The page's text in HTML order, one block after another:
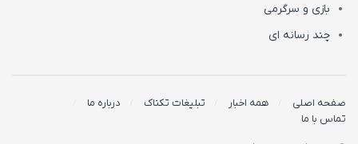
بازی و سرگرمی
چند رسانه ای
صفحه اصلی همه اخبار تبلیغات تکناک
درباره ما
تماس با ما